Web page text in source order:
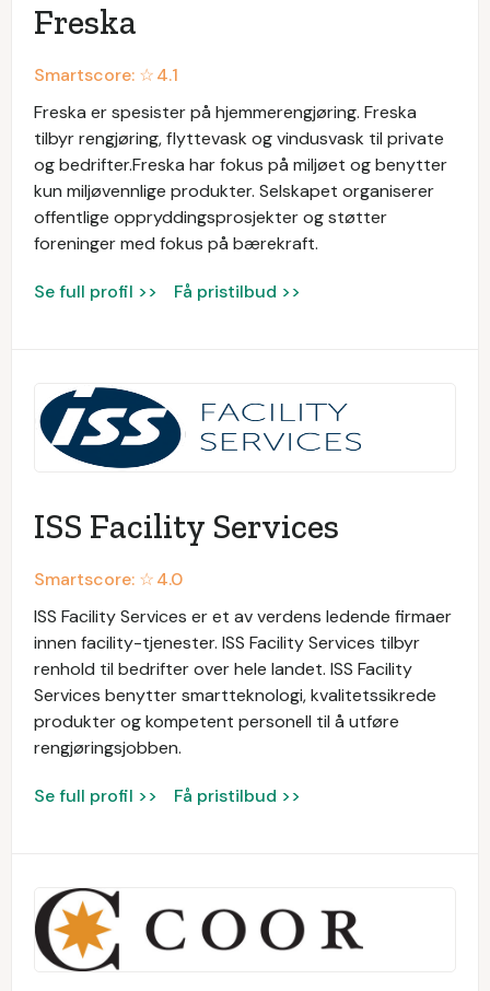
Freska
Smartscore: ☆4.1
Freska er spesister på hjemmerengjøring. Freska
tilbyr rengjøring, flyttevask og vindusvask til private
og bedrifter.Freska har fokus på miljøet og benytter
kun miljøvennlige produkter. Selskapet organiserer
offentlige oppryddingsprosjekter og støtter
foreninger med fokus på bærekraft.
Se full profil >> Få pristilbud >>
ISS Facility Services
Smartscore: ☆4.0
ISS Facility Services er et av verdens ledende firmaer
innen facility-tjenester. ISS Facility Services tilbyr
renhold til bedrifter over hele landet. ISS Facility
Services benytter smartteknologi, kvalitetssikrede
produkter og kompetent personell til å utføre
rengjøringsjobben.
Se full profil >> Få pristilbud >>